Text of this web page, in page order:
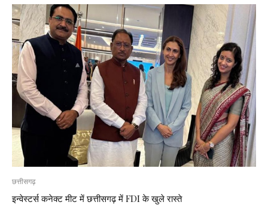
छत्तीसगढ़
इन्वेस्टर्स कनेक्ट मीट में छत्तीसगढ़ में FDI के खुले रास्ते